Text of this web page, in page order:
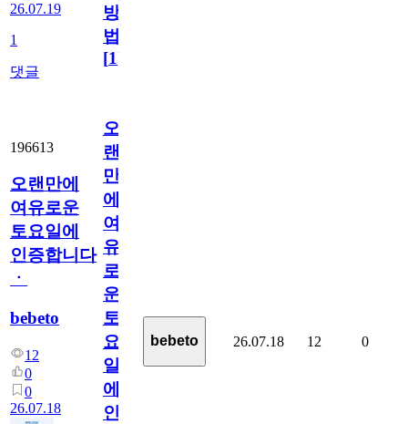
26.07.19
1
댓글
방
법
[1]
196613
오랜만에
여유로운
토요일에
인증합니다
ㆍ
bebeto
12
0
0
26.07.18
오
랜
만
에
여
유
로
운
토
요
일
에
인
bebeto 26.07.18 12 0